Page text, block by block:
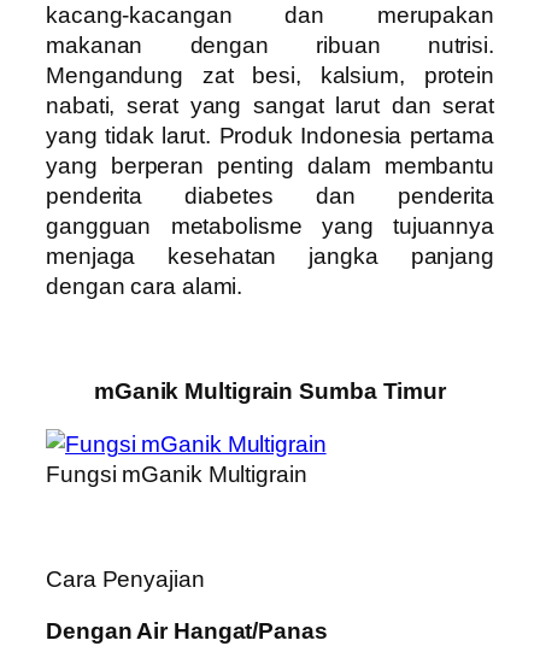
kacang-kacangan dan merupakan
makanan dengan ribuan nutrisi.
Mengandung zat besi, kalsium, protein
nabati, serat yang sangat larut dan serat
yang tidak larut. Produk Indonesia pertama
yang berperan penting dalam membantu
penderita diabetes dan penderita
gangguan metabolisme yang tujuannya
menjaga kesehatan jangka panjang
dengan cara alami.
mGanik Multigrain Sumba Timur
Fungsi mGanik Multigrain
Cara Penyajian
Dengan Air Hangat/Panas